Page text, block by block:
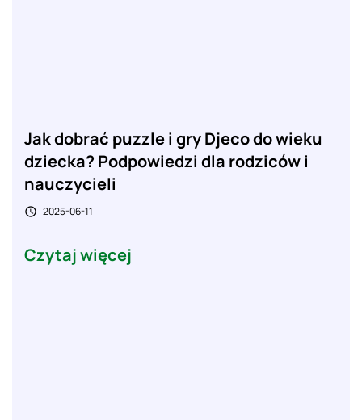
Jak dobrać puzzle i gry Djeco do wieku
dziecka? Podpowiedzi dla rodziców i
nauczycieli
 2025-06-11
Czytaj więcej